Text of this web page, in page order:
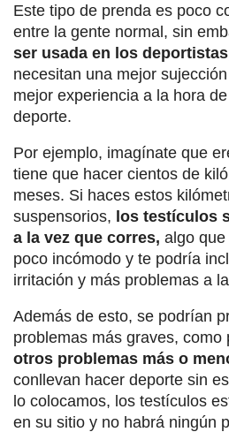
Este tipo de prenda es poco
entre la gente normal, sin
ser usada en los
necesitan una mejor
mejor experiencia a la hora
deporte.
Por ejemplo, imagínate que
tiene que hacer cientos de
meses. Si haces estos
suspensorios, los testículos
a la vez que corres, algo
poco incómodo y te podría
irritación y más problemas a
Además de esto, se podrían
problemas más graves, como
otros problemas más o
conllevan hacer deporte sin
lo colocamos, los testículos
en su sitio y no habrá ningún